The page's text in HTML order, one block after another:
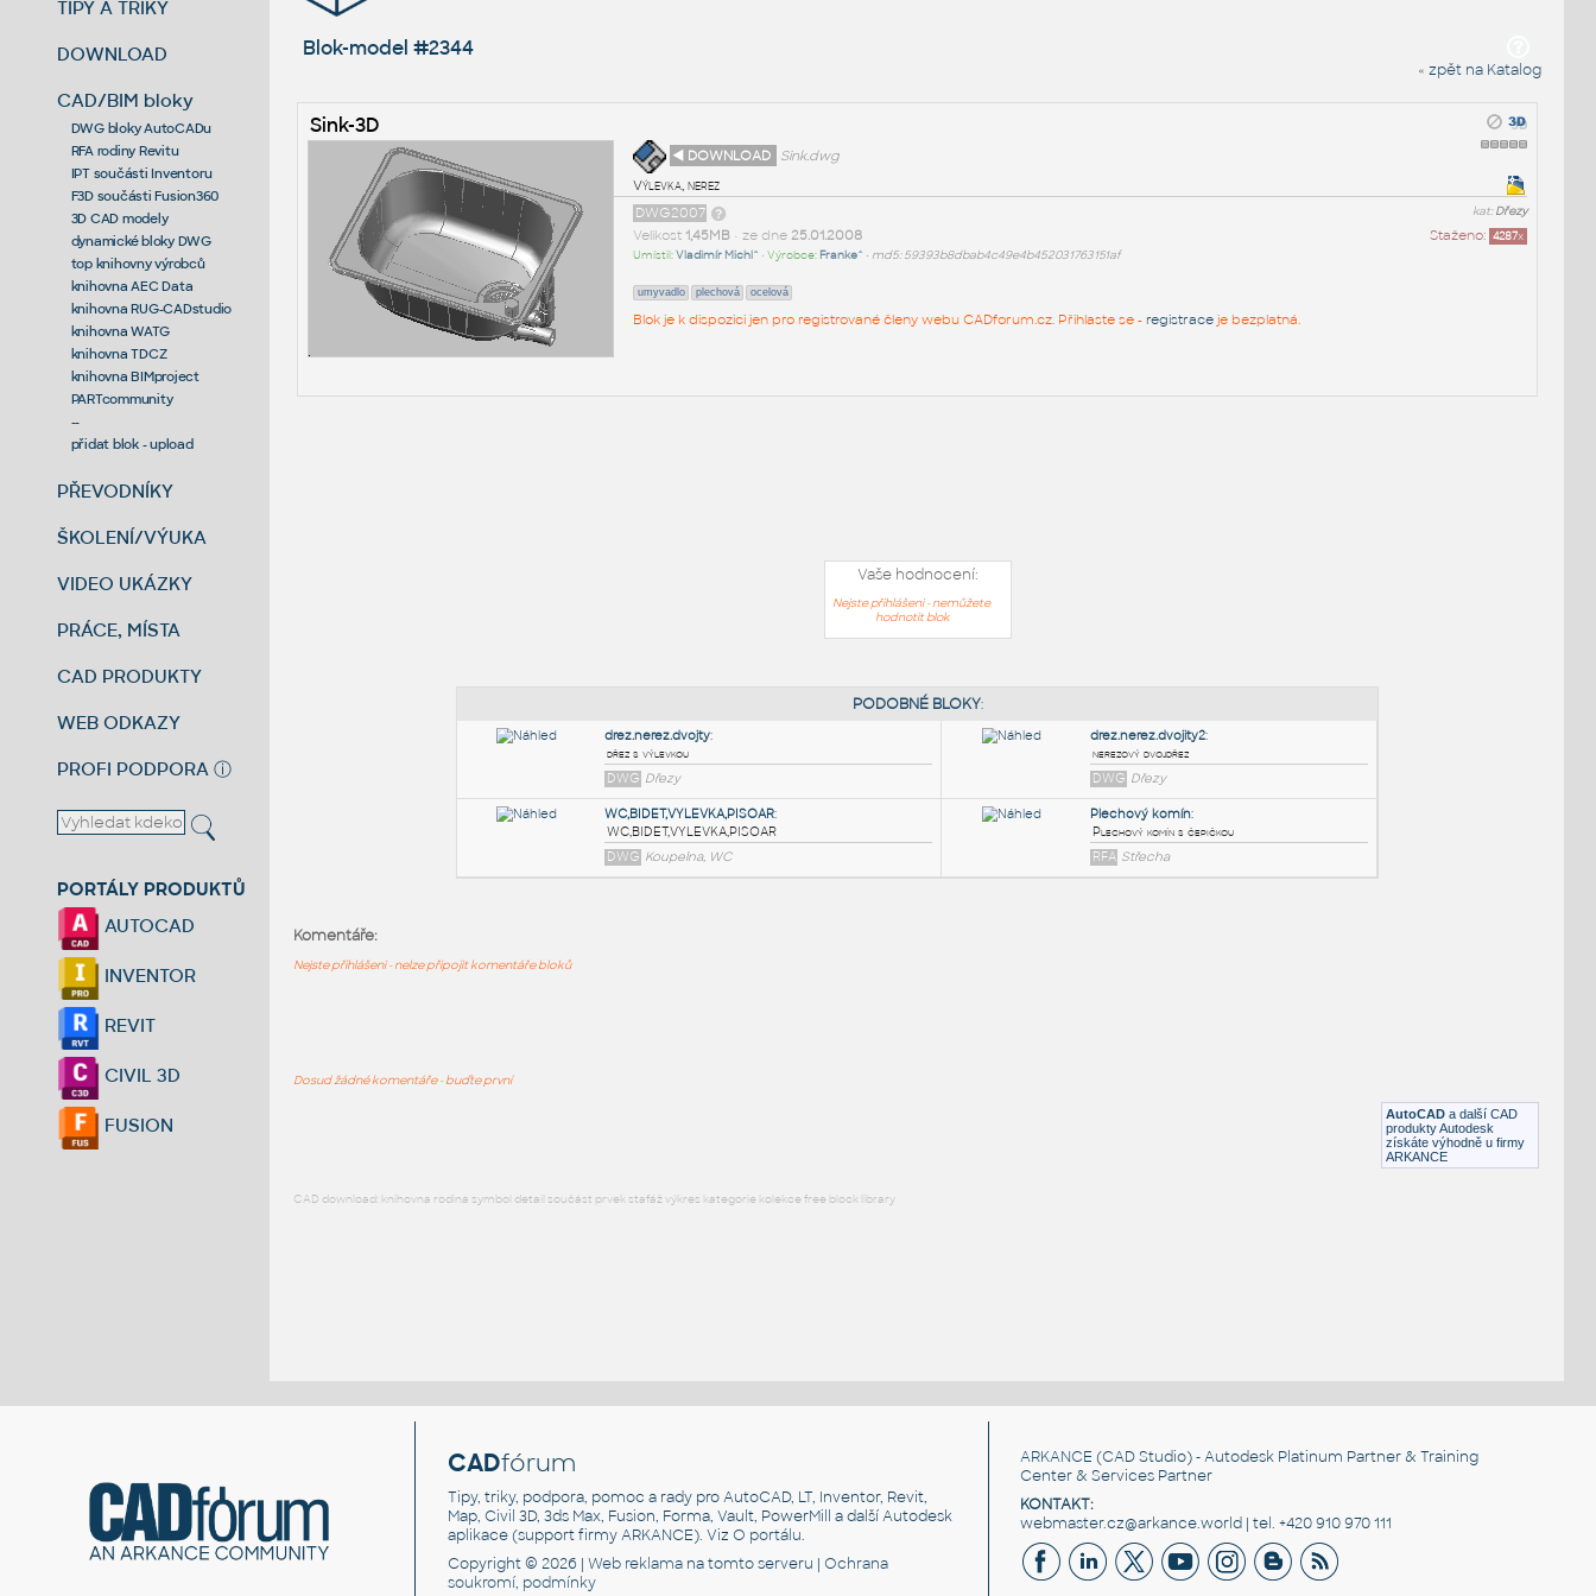
TIPY A TRIKY
DOWNLOAD
CAD/BIM bloky
DWG bloky AutoCADu
RFA rodiny Revitu
IPT součásti Inventoru
F3D součásti Fusion360
3D CAD modely
dynamické bloky DWG
top knihovny výrobců
knihovna AEC Data
knihovna RUG-CADstudio
knihovna WATG
knihovna TDCZ
knihovna BIMproject
PARTcommunity
--
přidat blok - upload
PŘEVODNÍKY
ŠKOLENÍ/VÝUKA
VIDEO UKÁZKY
PRÁCE, MÍSTA
CAD PRODUKTY
WEB ODKAZY
PROFI PODPORA ⓘ
PORTÁLY PRODUKTŮ
AUTOCAD
INVENTOR
REVIT
CIVIL 3D
FUSION
Blok-model #2344
« zpět na Katalog
Sink-3D
◄ DOWNLOAD
Sink.dwg
Výlevka, nerez
kat:Dřezy
DWG2007
Staženo: 4287x
Velikost 1,45MB• ze dne 25.01.2008
Umístil:Vladimír Michl^ • Výrobce: Franke^ • md5: 59393b8dbab4c49e4b452031763151af
umyvadlo plechová ocelová
Blok je k dispozici jen pro registrované členy webu CADforum.cz. Přihlaste se - registraceje bezplatná.
Vaše hodnocení:
Nejste přihlášeni - nemůžete
hodnotit blok
AutoCAD a další CAD
produkty Autodesk
získáte výhodně u firmy
ARKANCE
Komentáře:
Nejste přihlášeni - nelze připojit komentáře bloků
Dosud žádné komentáře - buďte první
CAD download: knihovna rodina symbol detail součást prvek stafáž výkres kategorie kolekce free block library
CADfórum
Tipy, triky, podpora, pomoc a rady pro AutoCAD, LT, Inventor, Revit,
Map, Civil 3D, 3ds Max, Fusion, Forma, Vault, PowerMill a další Autodesk
aplikace (support firmy ARKANCE). VizO portálu.
Copyright © 2026 |Web reklama na tomto serveru |Ochrana
soukromí, podmínky
ARKANCE (CAD Studio) - Autodesk Platinum Partner & Training
Center & Services Partner
KONTAKT:
webmaster.cz@arkance.world | tel. +420 910 970 111